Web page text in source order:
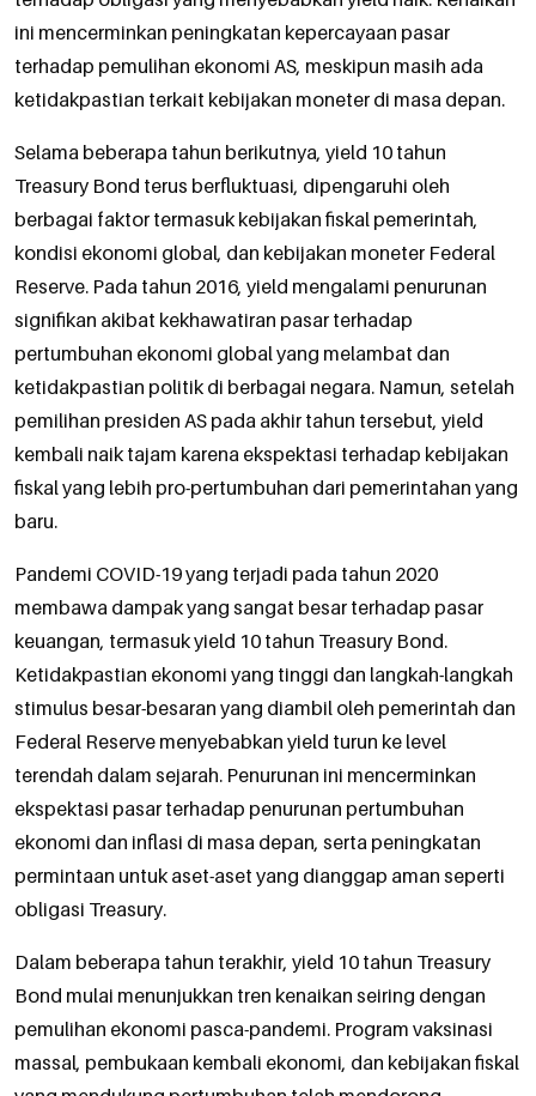
ini mencerminkan peningkatan kepercayaan pasar
terhadap pemulihan ekonomi AS, meskipun masih ada
ketidakpastian terkait kebijakan moneter di masa depan.
Selama beberapa tahun berikutnya, yield 10 tahun
Treasury Bond terus berfluktuasi, dipengaruhi oleh
berbagai faktor termasuk kebijakan fiskal pemerintah,
kondisi ekonomi global, dan kebijakan moneter Federal
Reserve. Pada tahun 2016, yield mengalami penurunan
signifikan akibat kekhawatiran pasar terhadap
pertumbuhan ekonomi global yang melambat dan
ketidakpastian politik di berbagai negara. Namun, setelah
pemilihan presiden AS pada akhir tahun tersebut, yield
kembali naik tajam karena ekspektasi terhadap kebijakan
fiskal yang lebih pro-pertumbuhan dari pemerintahan yang
baru.
Pandemi COVID-19 yang terjadi pada tahun 2020
membawa dampak yang sangat besar terhadap pasar
keuangan, termasuk yield 10 tahun Treasury Bond.
Ketidakpastian ekonomi yang tinggi dan langkah-langkah
stimulus besar-besaran yang diambil oleh pemerintah dan
Federal Reserve menyebabkan yield turun ke level
terendah dalam sejarah. Penurunan ini mencerminkan
ekspektasi pasar terhadap penurunan pertumbuhan
ekonomi dan inflasi di masa depan, serta peningkatan
permintaan untuk aset-aset yang dianggap aman seperti
obligasi Treasury.
Dalam beberapa tahun terakhir, yield 10 tahun Treasury
Bond mulai menunjukkan tren kenaikan seiring dengan
pemulihan ekonomi pasca-pandemi. Program vaksinasi
massal, pembukaan kembali ekonomi, dan kebijakan fiskal